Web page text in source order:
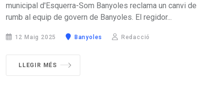
municipal d'Esquerra-Som Banyoles reclama un canvi de
rumb al equip de govern de Banyoles. El regidor...
12 Maig 2025 Banyoles Redacció
LLEGIR MÉS